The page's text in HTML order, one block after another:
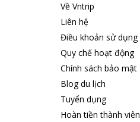
Về Vntrip
Liên hệ
Điều khoản sử dụng
Quy chế hoạt động
Chính sách bảo mật
Blog du lịch
Tuyển dụng
Hoàn tiền thành viên